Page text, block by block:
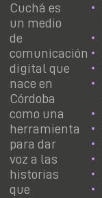
Cuchá es
un medio
de
comunicación
digital que
nace en
Córdoba
como una
herramienta
para dar
voz a las
historias
que